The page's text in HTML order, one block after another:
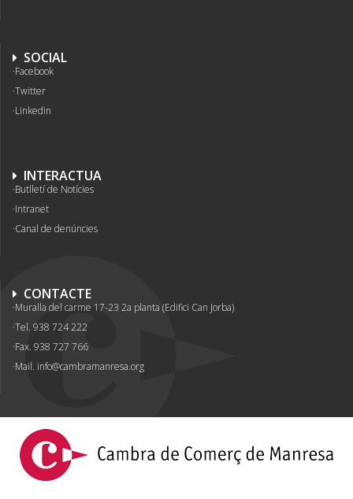
SOCIAL
Facebook
Twitter
Linkedin
INTERACTUA
Butlletí de Notícies
Intranet
Canal de denúncies
CONTACTE
Muralla del carme 17-23 2a planta (Edifici Can Jorba)
Tel. 938 724 222
Fax. 938 727 766
Mail. info@cambramanresa.org